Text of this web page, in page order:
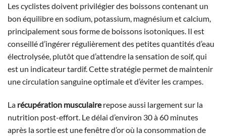
Les cyclistes doivent privilégier des boissons contenant un
bon équilibre en sodium, potassium, magnésium et calcium,
principalement sous forme de boissons isotoniques. Il est
conseillé d’ingérer régulièrement des petites quantités d’eau
électrolysée, plutôt que d’attendre la sensation de soif, qui
est un indicateur tardif. Cette stratégie permet de maintenir
une circulation sanguine optimale et d’éviter les crampes.
La récupération musculairerepose aussi largement sur la
nutrition post-effort. Le délai d’environ 30 à 60 minutes
après la sortie est une fenêtre d’or où la consommation de